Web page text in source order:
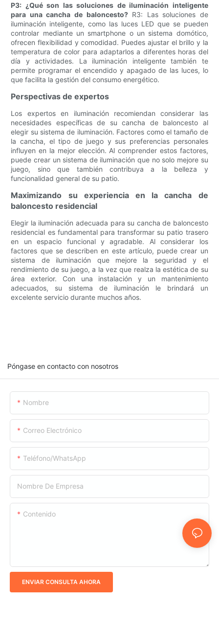
P3: ¿Qué son las soluciones de iluminación inteligente
para una cancha de baloncesto?R3: Las soluciones de
iluminación inteligente, como las luces LED que se pueden
controlar mediante un smartphone o un sistema domótico,
ofrecen flexibilidad y comodidad. Puedes ajustar el brillo y la
temperatura de color para adaptarlos a diferentes horas del
día y actividades. La iluminación inteligente también te
permite programar el encendido y apagado de las luces, lo
que facilita la gestión del consumo energético.
Perspectivas de expertos
Los expertos en iluminación recomiendan considerar las
necesidades específicas de su cancha de baloncesto al
elegir su sistema de iluminación. Factores como el tamaño de
la cancha, el tipo de juego y sus preferencias personales
influyen en la mejor elección. Al comprender estos factores,
puede crear un sistema de iluminación que no solo mejore su
juego, sino que también contribuya a la belleza y
funcionalidad general de su patio.
Maximizando su experiencia en la cancha de
baloncesto residencial
Elegir la iluminación adecuada para su cancha de baloncesto
residencial es fundamental para transformar su patio trasero
en un espacio funcional y agradable. Al considerar los
factores que se describen en este artículo, puede crear un
sistema de iluminación que mejore la seguridad y el
rendimiento de su juego, a la vez que realza la estética de su
área exterior. Con una instalación y un mantenimiento
adecuados, su sistema de iluminación le brindará un
excelente servicio durante muchos años.
Póngase en contacto con nosotros
Nombre
Correo Electrónico
Teléfono/WhatsApp
Nombre De Empresa
Contenido
ENVIAR CONSULTA AHORA